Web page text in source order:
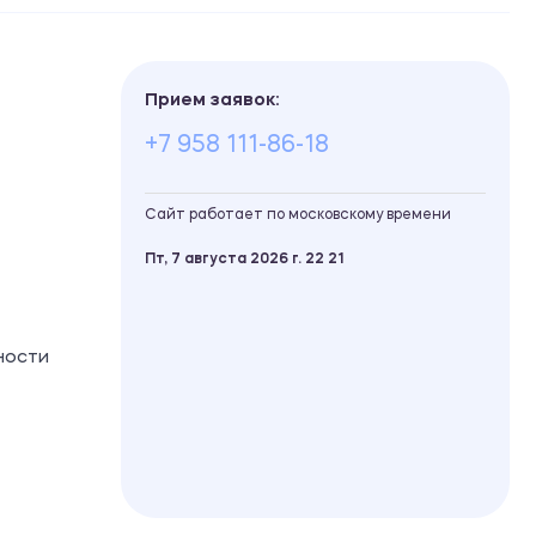
Прием заявок:
+7 958 111-86-18
Сайт работает по московскому времени
Пт, 7 августа 2026 г. 22 21